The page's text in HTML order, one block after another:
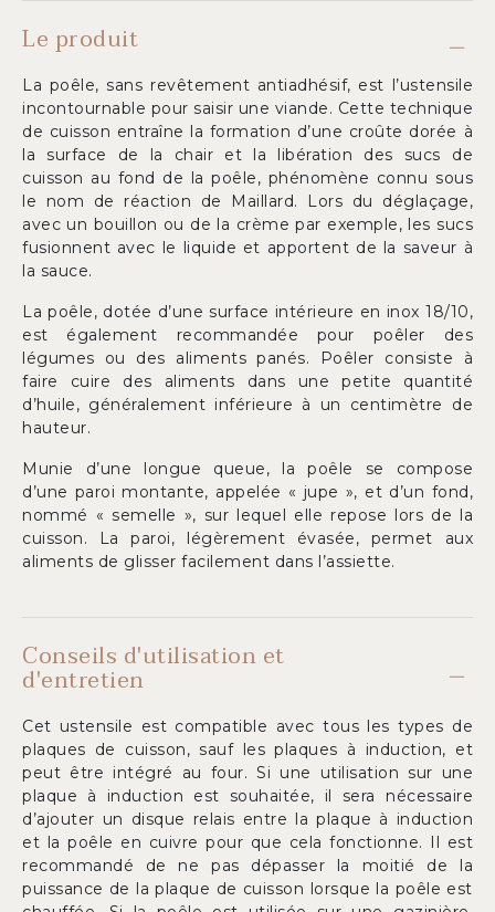
Le produit
La poêle, sans revêtement antiadhésif, est l’ustensile
incontournable pour saisir une viande. Cette technique
de cuisson entraîne la formation d’une croûte dorée à
la surface de la chair et la libération des sucs de
cuisson au fond de la poêle, phénomène connu sous
le nom de réaction de Maillard. Lors du déglaçage,
avec un bouillon ou de la crème par exemple, les sucs
fusionnent avec le liquide et apportent de la saveur à
la sauce.
La poêle, dotée d’une surface intérieure en inox 18/10,
est également recommandée pour poêler des
légumes ou des aliments panés. Poêler consiste à
faire cuire des aliments dans une petite quantité
d’huile, généralement inférieure à un centimètre de
hauteur.
Munie d’une longue queue, la poêle se compose
d’une paroi montante, appelée « jupe », et d’un fond,
nommé « semelle », sur lequel elle repose lors de la
cuisson. La paroi, légèrement évasée, permet aux
aliments de glisser facilement dans l’assiette.
Conseils d'utilisation et
d'entretien
Cet ustensile est compatible avec tous les types de
plaques de cuisson, sauf les plaques à induction, et
peut être intégré au four. Si une utilisation sur une
plaque à induction est souhaitée, il sera nécessaire
d’ajouter un disque relais entre la plaque à induction
et la poêle en cuivre pour que cela fonctionne. Il est
recommandé de ne pas dépasser la moitié de la
puissance de la plaque de cuisson lorsque la poêle est